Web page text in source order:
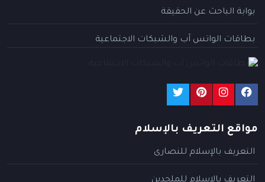
بوابة الباحث عن الحقيقة
بطاقات الواتس آب والشبكات الاجتماعية
مواقع التعريف بالإسلام
التعريف بالإسلام للنصارى